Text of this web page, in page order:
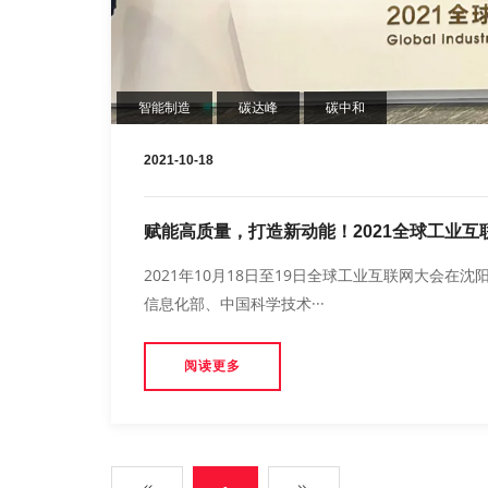
智能制造 碳达峰 碳中和
2021-10-18
赋能高质量，打造新动能！2021全球工业互
2021年10月18日至19日全球工业互联网大会在沈
信息化部、中国科学技术···
阅读更多